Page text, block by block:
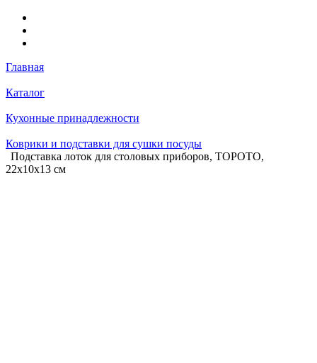
Главная
Каталог
Кухонные принадлежности
Коврики и подставки для сушки посуды
Подставка лоток для столовых приборов, TOPOTO,
22х10х13 см